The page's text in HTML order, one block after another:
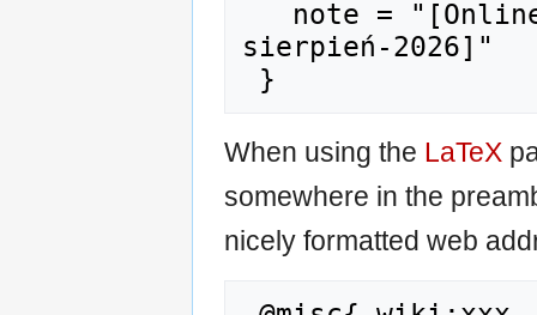
sierpień-2026]"
When using the LaTeX
somewhere in the
nicely formatted web